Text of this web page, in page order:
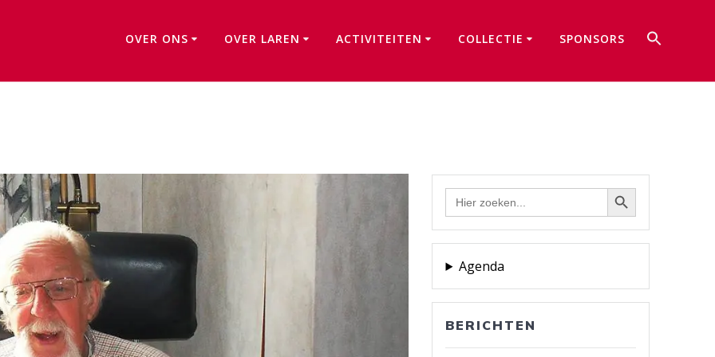
OVER ONS OVER LAREN ACTIVITEITEN COLLECTIE SPONSORS
Zoek
naar:
Zoekknop
Agenda
BERICHTEN